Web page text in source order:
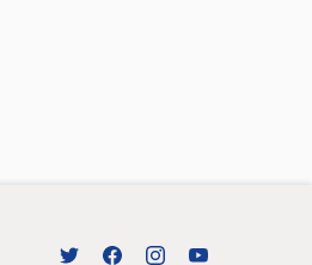
Entre vos mains - Collectivité
Entre vos mains -
Entre vos mains -
Entre vos